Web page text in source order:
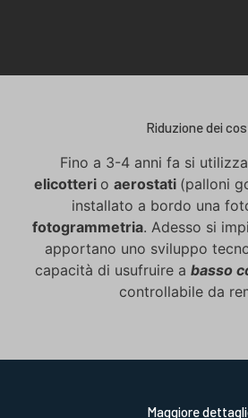
Riduzione dei
Fino a 3-4 anni fa si
elicotteri o aerostati (palloni
installato a bordo una
fotogrammetria. Adesso si
apportano uno sviluppo
capacità di usufruire a basso
controllabile da
Maggiore